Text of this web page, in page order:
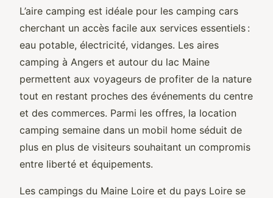
L’aire camping est idéale pour les camping cars
cherchant un accès facile aux services essentiels :
eau potable, électricité, vidanges. Les aires
camping à Angers et autour du lac Maine
permettent aux voyageurs de profiter de la nature
tout en restant proches des événements du centre
et des commerces. Parmi les offres, la location
camping semaine dans un mobil home séduit de
plus en plus de visiteurs souhaitant un compromis
entre liberté et équipements.
Les campings du Maine Loire et du pays Loire se